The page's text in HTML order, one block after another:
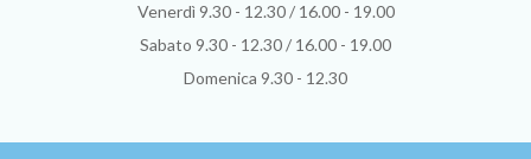
Venerdì 9.30 - 12.30 / 16.00 - 19.00
Sabato 9.30 - 12.30 / 16.00 - 19.00
Domenica 9.30 - 12.30